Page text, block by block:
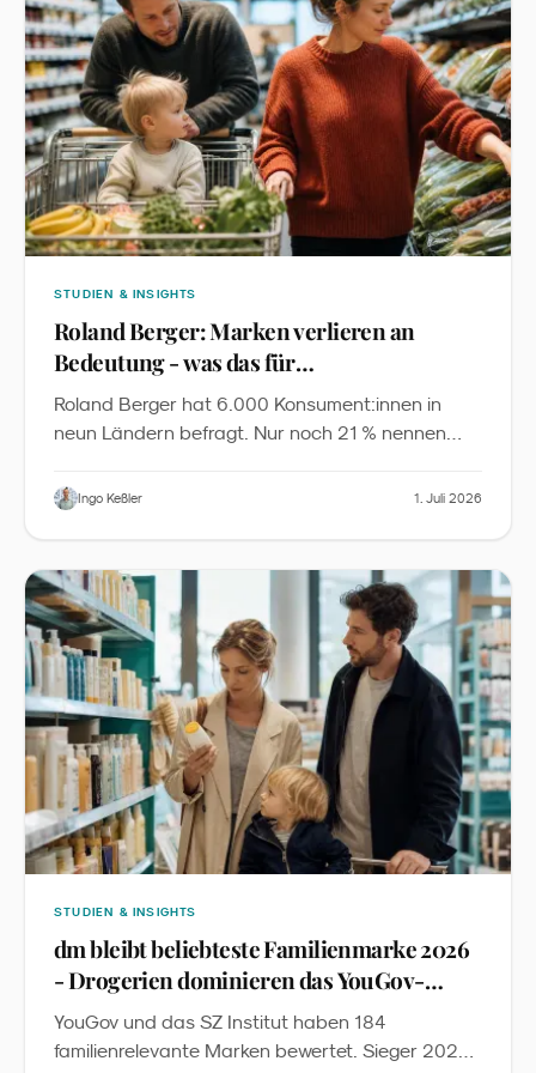
STUDIEN & INSIGHTS
Roland Berger: Marken verlieren an
Bedeutung - was das für
Familienmarketing heißt
Roland Berger hat 6.000 Konsument:innen in
neun Ländern befragt. Nur noch 21 % nennen
entdecken Produkte über Familie und Freunde,
fünf Konsequenzen für Familienmarken im DACH-
Raum.
Ingo Keßler 1. Juli 2026
STUDIEN & INSIGHTS
dm bleibt beliebteste Familienmarke 2026
- Drogerien dominieren das YouGov-
Ranking
YouGov und das SZ Institut haben 184
familienrelevante Marken bewertet. Sieger 2026: